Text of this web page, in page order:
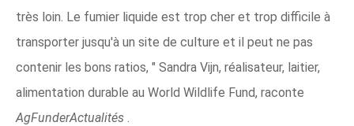
très loin. Le fumier liquide est trop cher et trop difficile à
transporter jusqu'à un site de culture et il peut ne pas
contenir les bons ratios, " Sandra Vijn, réalisateur, laitier,
alimentation durable au World Wildlife Fund, raconte
AgFunderActualités .